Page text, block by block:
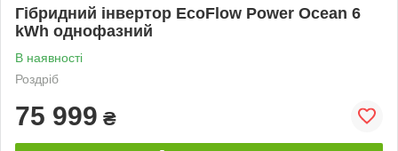
Гібридний інвертор EcoFlow Power Ocean 6
kWh однофазний
В наявності
Роздріб
75 999 ₴